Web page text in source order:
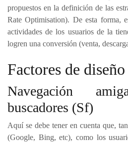
propuestos en la definición de las
Rate Optimisation). De esta forma,
actividades de los usuarios de la
logren una conversión (venta,
Factores de
Navegación
buscadores (Sf)
Aquí se debe tener en cuenta que,
(Google, Bing, etc), como los